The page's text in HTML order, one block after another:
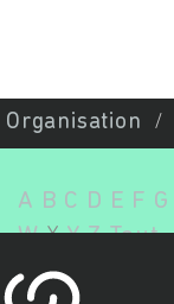
Organisation
A B C D E F G
W X Y Z Tout